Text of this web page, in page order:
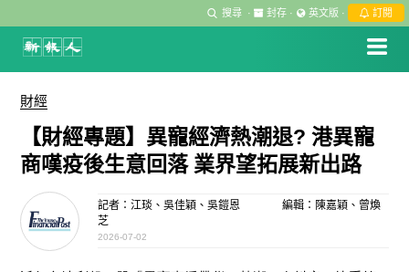
搜尋 · 封存 · 英文版 · 訂閱
財經
【財經專題】異寵經濟熱潮退? 港異寵
商嘆疫後生意回落 業界望拓展新出路
記者：江琰、吳佳穎、吳鎧恩
編輯：陳嘉穎、曾煥
芝
2026-07-02